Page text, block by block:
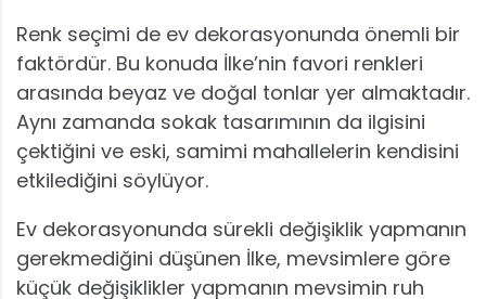
Renk seçimi de ev dekorasyonunda önemli bir
faktördür. Bu konuda İlke’nin favori renkleri
arasında beyaz ve doğal tonlar yer almaktadır.
Aynı zamanda sokak tasarımının da ilgisini
çektiğini ve eski, samimi mahallelerin kendisini
etkilediğini söylüyor.
Ev dekorasyonunda sürekli değişiklik yapmanın
gerekmediğini düşünen İlke, mevsimlere göre
küçük değişiklikler yapmanın mevsimin ruh